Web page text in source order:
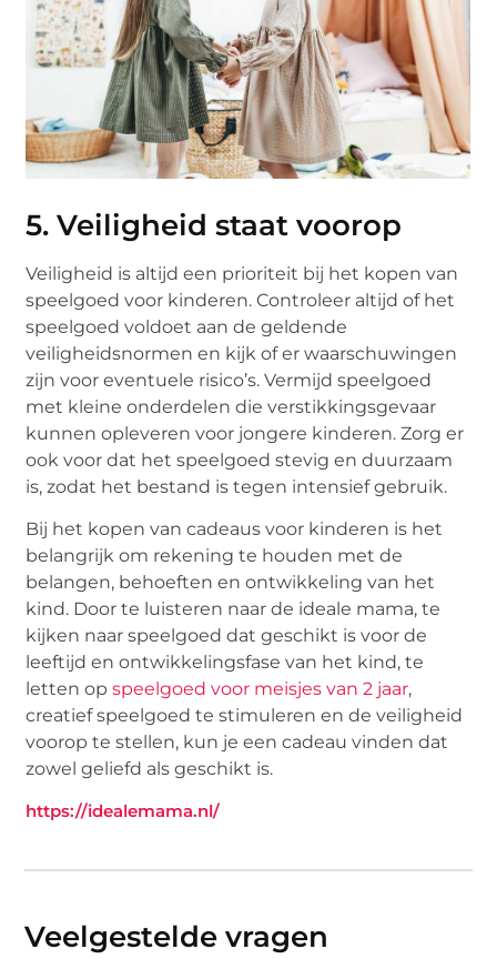
5. Veiligheid staat voorop
Veiligheid is altijd een prioriteit bij het kopen van
speelgoed voor kinderen. Controleer altijd of het
speelgoed voldoet aan de geldende
veiligheidsnormen en kijk of er waarschuwingen
zijn voor eventuele risico’s. Vermijd speelgoed
met kleine onderdelen die verstikkingsgevaar
kunnen opleveren voor jongere kinderen. Zorg er
ook voor dat het speelgoed stevig en duurzaam
is, zodat het bestand is tegen intensief gebruik.
Bij het kopen van cadeaus voor kinderen is het
belangrijk om rekening te houden met de
belangen, behoeften en ontwikkeling van het
kind. Door te luisteren naar de ideale mama, te
kijken naar speelgoed dat geschikt is voor de
leeftijd en ontwikkelingsfase van het kind, te
letten opspeelgoed voor meisjes van 2 jaar,
creatief speelgoed te stimuleren en de veiligheid
voorop te stellen, kun je een cadeau vinden dat
zowel geliefd als geschikt is.
https://idealemama.nl/
Veelgestelde vragen